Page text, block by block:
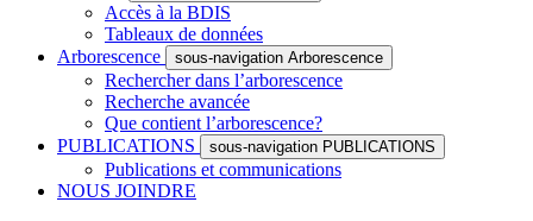
Accès à la BDIS
Tableaux de données
Arborescence
sous-navigation Arborescence
Rechercher dans l’arborescence
Recherche avancée
Que contient l’arborescence?
PUBLICATIONS
sous-navigation PUBLICATIONS
Publications et communications
NOUS JOINDRE